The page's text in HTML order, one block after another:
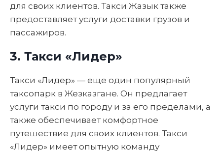
для своих клиентов. Такси Жазык также
предоставляет услуги доставки грузов и
пассажиров.
3. Такси «Лидер»
Такси «Лидер» — еще один популярный
таксопарк в Жезказгане. Он предлагает
услуги такси по городу и за его пределами, а
также обеспечивает комфортное
путешествие для своих клиентов. Такси
«Лидер» имеет опытную команду